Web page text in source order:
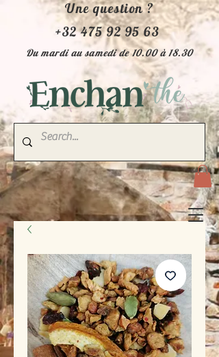
Une question ?
+32 475 92 95 63
Du mardi au samedi de 10.00 à 18.30